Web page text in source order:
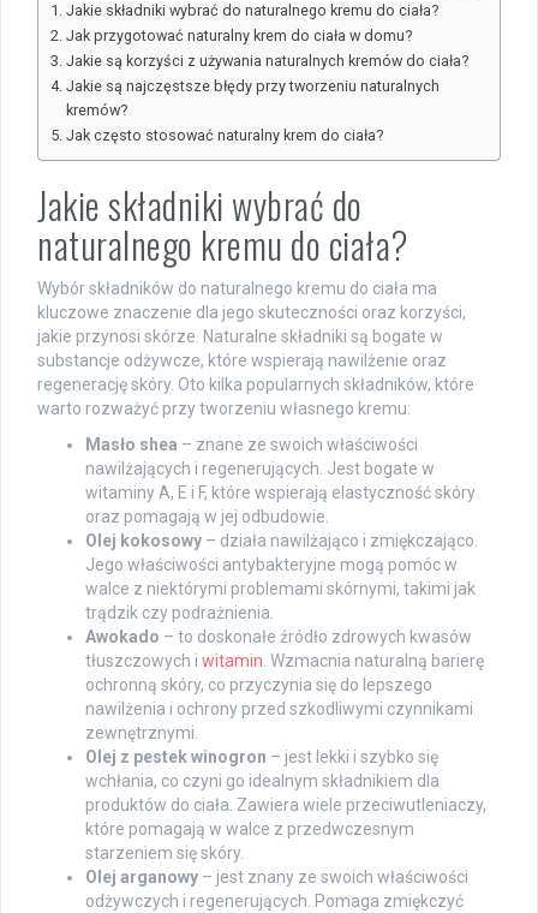
Jakie składniki wybrać do naturalnego kremu do ciała?
Jak przygotować naturalny krem do ciała w domu?
Jakie są korzyści z używania naturalnych kremów do ciała?
Jakie są najczęstsze błędy przy tworzeniu naturalnych
kremów?
Jak często stosować naturalny krem do ciała?
Jakie składniki wybrać do
naturalnego kremu do ciała?
Wybór składników do naturalnego kremu do ciała ma
kluczowe znaczenie dla jego skuteczności oraz korzyści,
jakie przynosi skórze. Naturalne składniki są bogate w
substancje odżywcze, które wspierają nawilżenie oraz
regenerację skóry. Oto kilka popularnych składników, które
warto rozważyć przy tworzeniu własnego kremu:
Masło shea – znane ze swoich właściwości
nawilżających i regenerujących. Jest bogate w
witaminy A, E i F, które wspierają elastyczność skóry
oraz pomagają w jej odbudowie.
Olej kokosowy – działa nawilżająco i zmiękczająco.
Jego właściwości antybakteryjne mogą pomóc w
walce z niektórymi problemami skórnymi, takimi jak
trądzik czy podrażnienia.
Awokado – to doskonałe źródło zdrowych kwasów
tłuszczowych i witamin. Wzmacnia naturalną barierę
ochronną skóry, co przyczynia się do lepszego
nawilżenia i ochrony przed szkodliwymi czynnikami
zewnętrznymi.
Olej z pestek winogron – jest lekki i szybko się
wchłania, co czyni go idealnym składnikiem dla
produktów do ciała. Zawiera wiele przeciwutleniaczy,
które pomagają w walce z przedwczesnym
starzeniem się skóry.
Olej arganowy – jest znany ze swoich właściwości
odżywczych i regenerujących. Pomaga zmiękczyć